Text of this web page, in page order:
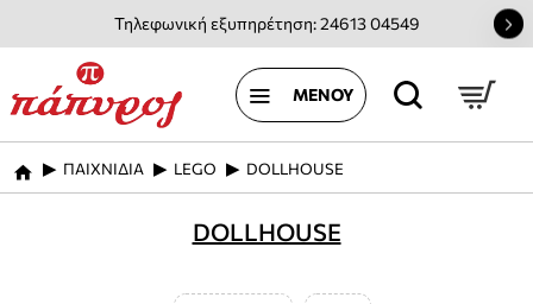
Τηλεφωνική εξυπηρέτηση: 24613 04549
home
ΠΑΙΧΝΙΔΙΑ LEGO DOLLHOUSE
DOLLHOUSE